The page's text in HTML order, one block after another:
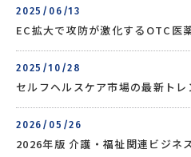
2025/06/13
EC拡大で攻防が激化するOTC医
2025/10/28
セルフヘルスケア市場の最新ト
2026/05/26
2026年版 介護・福祉関連ビジネ